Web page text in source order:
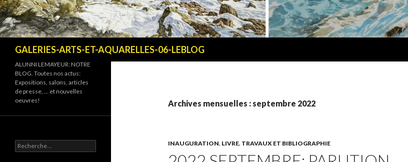
GALERIES-ARTS-ET-AQUARELLES-06-LEBLOG
Archives mensuelles : septembre 2022
INAUGURATION, LIVRE, TRAVAUX ET BIBLIOGRAPHIE
ALUNNI LEMAYEUR: NOTRE
BLOG. Toutes nos actus:
Expositions, salons, articles
de presse, … et nouvelles
oeuvres!
Recherche pour :